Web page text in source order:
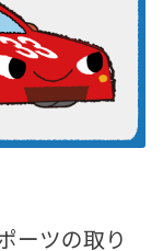
ーツの取り